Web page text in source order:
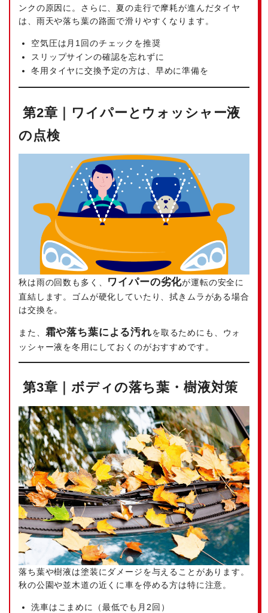
ンクの原因に。さらに、夏の走行で摩耗が進んだタイヤ
は、雨天や落ち葉の路面で滑りやすくなります。
空気圧は月1回のチェックを推奨
スリップサインの確認を忘れずに
冬用タイヤに交換予定の方は、早めに準備を
第2章｜ワイパーとウォッシャー液
の点検
秋は雨の回数も多く、 ワイパーの劣化が運転の安全に
直結します。ゴムが硬化していたり、拭きムラがある場合
は交換を。
また、 霜や落ち葉による汚れを取るためにも、ウォ
ッシャー液を冬用にしておくのがおすすめです。
第3章｜ボディの落ち葉・樹液対策
落ち葉や樹液は塗装にダメージを与えることがあります。
秋の公園や並木道の近くに車を停める方は特に注意。
洗車はこまめに（最低でも月2回）